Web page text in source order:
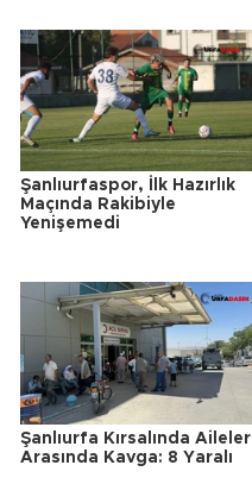
Şanlıurfaspor, İlk Hazırlık
Maçında Rakibiyle
Yenişemedi
Şanlıurfa Kırsalında Aileler
Arasında Kavga: 8 Yaralı